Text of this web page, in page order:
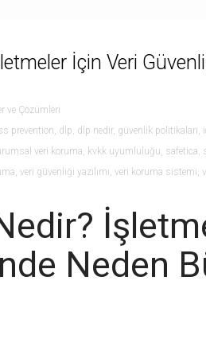
İçin Veri
ve Çözümleri
prevention dlp dlp nedir, güvenlik politikaları
veri koruma kvkk uyumluluğu safetica
veri güvenliği yazılımı veri koruma sistemi
Neden